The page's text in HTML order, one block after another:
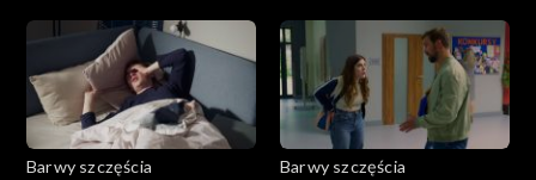
Barwy szczęścia
Barwy szczęścia